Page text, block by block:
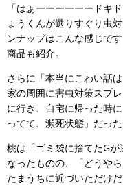
「はぁーーーーーードキ
ょうくんが選りすぐり虫
ンナップはこんな感じで
商品も紹介。
さらに「本当にこわい話
家の周囲に害虫対策スプ
に行き、自宅に帰った時
ってて、瀕死状態」だった
桃は「ゴミ袋に捨てたG
なったものの、「どうや
たまうちに近づいただけ